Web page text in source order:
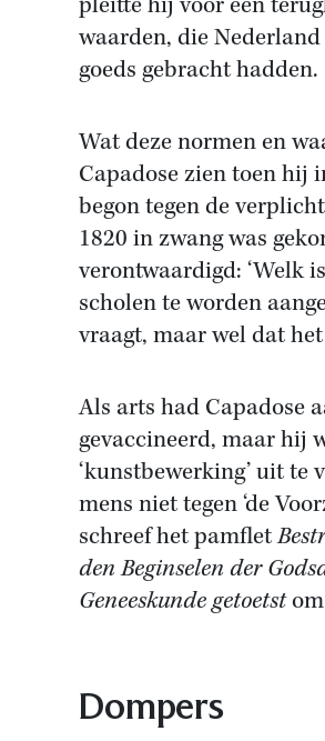
pleitte hij voor een
waarden, die
goeds gebracht hadden.
Wat deze normen en
Capadose zien toen hij
begon tegen de
1820 in zwang was
verontwaardigd: ‘Welk
scholen te worden
vraagt, maar wel dat het
Als arts had Capadose
gevaccineerd, maar hij
‘kunstbewerking’ uit te
mens niet tegen ‘de
schreef het pamflet
den Beginselen der
Geneeskunde getoetstom
Dompers